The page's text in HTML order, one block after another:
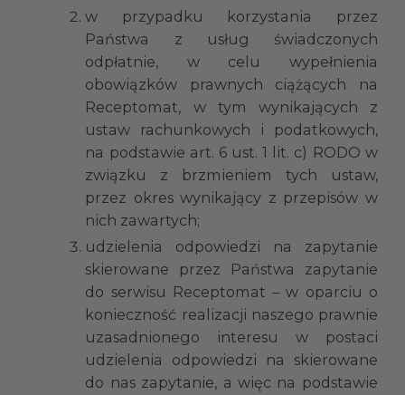
w przypadku korzystania przez
Państwa z usług świadczonych
odpłatnie, w celu wypełnienia
obowiązków prawnych ciążących na
Receptomat, w tym wynikających z
ustaw rachunkowych i podatkowych,
na podstawie art. 6 ust. 1 lit. c) RODO w
związku z brzmieniem tych ustaw,
przez okres wynikający z przepisów w
nich zawartych;
udzielenia odpowiedzi na zapytanie
skierowane przez Państwa zapytanie
do serwisu Receptomat – w oparciu o
konieczność realizacji naszego prawnie
uzasadnionego interesu w postaci
udzielenia odpowiedzi na skierowane
do nas zapytanie, a więc na podstawie